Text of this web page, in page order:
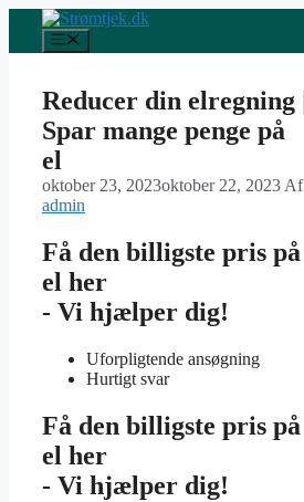
indhold
Reducer din elregning |
Spar mange penge på
el
oktober 23, 2023oktober 22, 2023 Af
admin
Få den billigste pris på
el her
- Vi hjælper dig!
Uforpligtende ansøgning
Hurtigt svar
Få den billigste pris på
el her
- Vi hjælper dig!